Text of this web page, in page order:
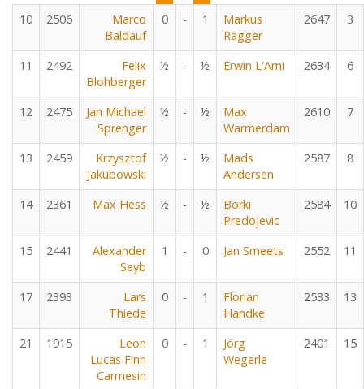
10
2506
Marco
Baldauf
0 - 1
Markus
Ragger
2647 3
11 2492
Felix
Blohberger
½ - ½ Erwin L'Ami 2634 6
12 2475
Jan Michael
Sprenger
½ - ½
Max
Warmerdam
2610 7
13 2459
Krzysztof
Jakubowski
½ - ½
Mads
Andersen
2587 8
14 2361 Max Hess ½ - ½
Borki
Predojevic
2584 10
15 2441
Alexander
Seyb
1 - 0 Jan Smeets 2552 11
17 2393
Lars
Thiede
0 - 1
Florian
Handke
2533 13
21 1915
Leon
Lucas Finn
Carmesin
0 - 1
Jörg
Wegerle
2401 15